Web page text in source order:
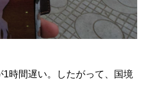
時間遅い。したがって、国境